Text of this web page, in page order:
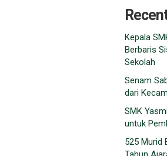
Kepala
Berbaris
Sekolah
Senam
dari
SMK
untuk
525 Murid